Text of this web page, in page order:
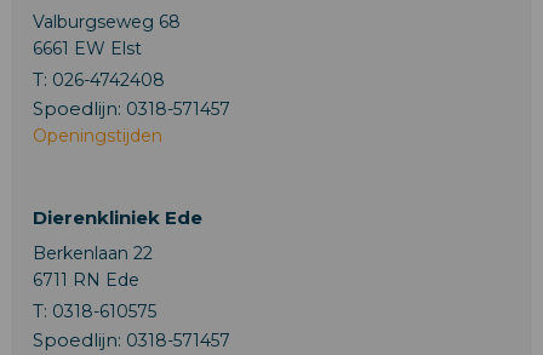
Valburgseweg 68
6661 EW Elst
T: 026-4742408
Spoedlijn: 0318-571457
Openingstijden
Dierenkliniek Ede
Berkenlaan 22
6711 RN Ede
T: 0318-610575
Spoedlijn: 0318-571457